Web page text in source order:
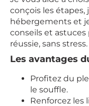
conçois les étapes,
hébergements et
conseils et
réussie, sans stress.
Les avantages
Profitez du
le souffle.
Renforcez les